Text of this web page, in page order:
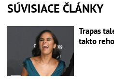
SÚVISIACE ČLÁNKY
Trapas
takto